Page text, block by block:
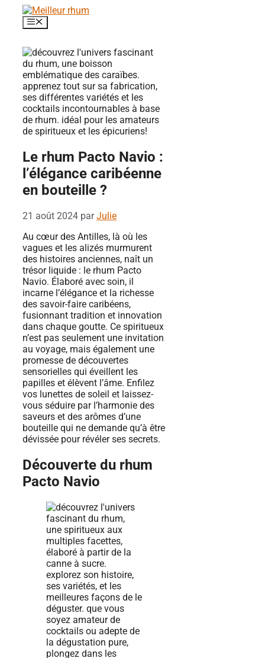
contenu
Menu
Le rhum Pacto Navio :
l’élégance caribéenne
en bouteille ?
21 août 2024 parJulie
Au cœur des Antilles, là où les
vagues et les alizés murmurent
des histoires anciennes, naît un
trésor liquide : le rhum Pacto
Navio. Élaboré avec soin, il
incarne l’élégance et la richesse
des savoir-faire caribéens,
fusionnant tradition et innovation
dans chaque goutte. Ce spiritueux
n’est pas seulement une invitation
au voyage, mais également une
promesse de découvertes
sensorielles qui éveillent les
papilles et élèvent l’âme. Enfilez
vos lunettes de soleil et laissez-
vous séduire par l’harmonie des
saveurs et des arômes d’une
bouteille qui ne demande qu’à être
dévissée pour révéler ses secrets.
Découverte du rhum
Pacto Navio